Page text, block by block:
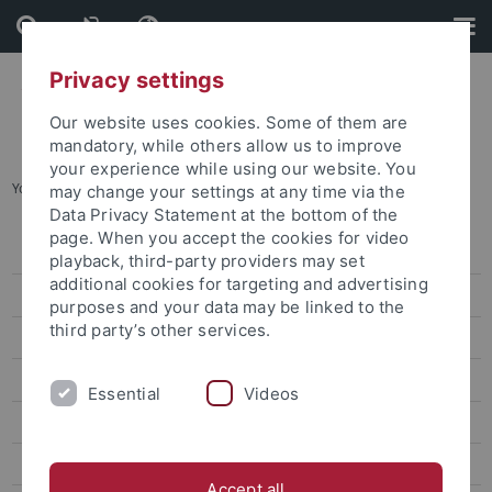
Skip
to
content
Skip
to
footer
You are here: Startseite ... Aktuelles und Publikationen
Pressemitteilungen
attempto online
Newsletter Uni Tübingen aktuell
Forschungsmagazin Attempto
Social Media
Privacy settings
Our website uses cookies. Some of them are
mandatory, while others allow us to improve
your experience while using our website. You
may change your settings at any time via the
Data Privacy Statement at the bottom of the
page. When you accept the cookies for video
playback, third-party providers may set
additional cookies for targeting and advertising
purposes and your data may be linked to the
third party’s other services.
Essential Videos